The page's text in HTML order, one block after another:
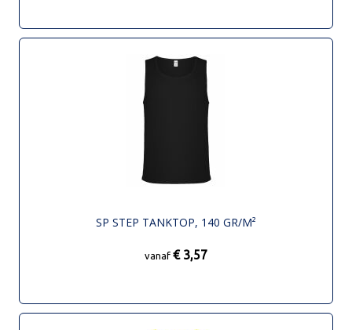
SP STEP TANKTOP, 140 GR/M²
vanaf € 3,57